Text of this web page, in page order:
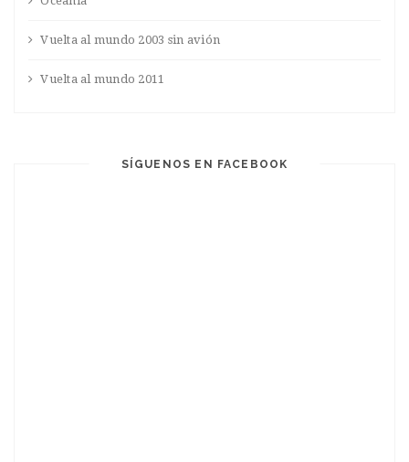
Vuelta al mundo 2003 sin avión
Vuelta al mundo 2011
SÍGUENOS EN FACEBOOK